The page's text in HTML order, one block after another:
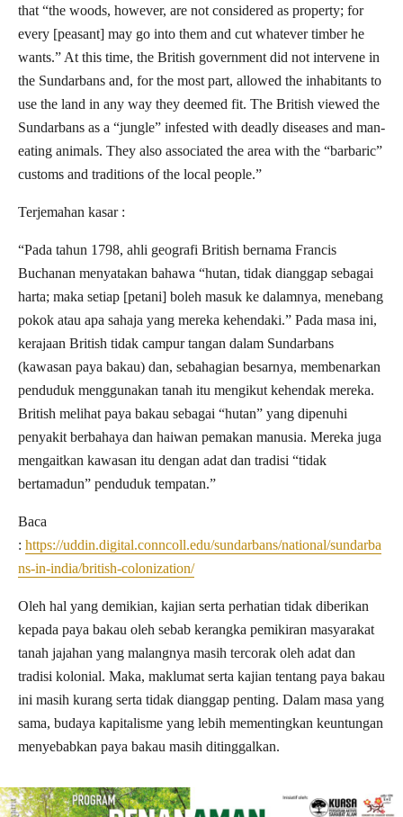
that “the woods, however, are not considered as property; for
every [peasant] may go into them and cut whatever timber he
wants.” At this time, the British government did not intervene in
the Sundarbans and, for the most part, allowed the inhabitants to
use the land in any way they deemed fit. The British viewed the
Sundarbans as a “jungle” infested with deadly diseases and man-
eating animals. They also associated the area with the “barbaric”
customs and traditions of the local people.”
Terjemahan kasar :
“Pada tahun 1798, ahli geografi British bernama Francis
Buchanan menyatakan bahawa “hutan, tidak dianggap sebagai
harta; maka setiap [petani] boleh masuk ke dalamnya, menebang
pokok atau apa sahaja yang mereka kehendaki.” Pada masa ini,
kerajaan British tidak campur tangan dalam Sundarbans
(kawasan paya bakau) dan, sebahagian besarnya, membenarkan
penduduk menggunakan tanah itu mengikut kehendak mereka.
British melihat paya bakau sebagai “hutan” yang dipenuhi
penyakit berbahaya dan haiwan pemakan manusia. Mereka juga
mengaitkan kawasan itu dengan adat dan tradisi “tidak
bertamadun” penduduk tempatan.”
Baca
: https://uddin.digital.conncoll.edu/sundarbans/national/sundarba
ns-in-india/british-colonization/
Oleh hal yang demikian, kajian serta perhatian tidak diberikan
kepada paya bakau oleh sebab kerangka pemikiran masyarakat
tanah jajahan yang malangnya masih tercorak oleh adat dan
tradisi kolonial. Maka, maklumat serta kajian tentang paya bakau
ini masih kurang serta tidak dianggap penting. Dalam masa yang
sama, budaya kapitalisme yang lebih mementingkan keuntungan
menyebabkan paya bakau masih ditinggalkan.